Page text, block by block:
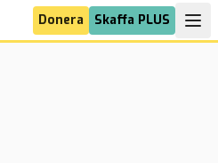
Donera Skaffa PLUS